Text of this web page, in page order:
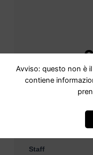
189
Staff
Avviso: questo non è
contiene